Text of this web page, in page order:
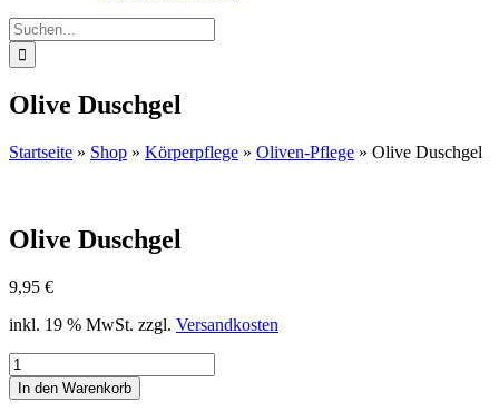
Suche
nach:
Olive Duschgel
Startseite » Shop » Körperpflege » Oliven-Pflege » Olive Duschgel
Olive Duschgel
9,95 €
inkl. 19 % MwSt. zzgl. Versandkosten
Olive
Duschgel
Menge
In den Warenkorb